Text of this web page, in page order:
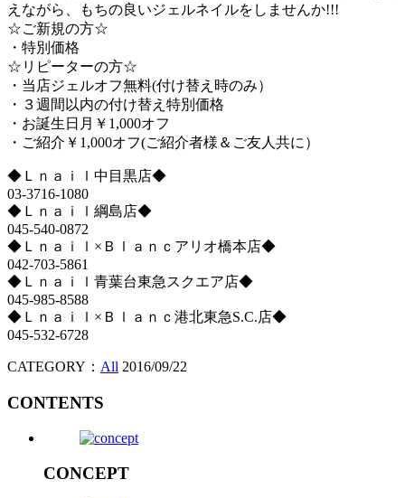
えながら、もちの良いジェルネイルをしませんか!!!
☆ご新規の方☆
・特別価格
☆リピーターの方☆
・当店ジェルオフ無料(付け替え時のみ）
・３週間以内の付け替え特別価格
・お誕生日月￥1,000オフ
・ご紹介￥1,000オフ(ご紹介者様＆ご友人共に）
◆Ｌｎａｉｌ中目黒店◆
03-3716-1080
◆Ｌｎａｉｌ綱島店◆
045-540-0872
◆Ｌｎａｉｌ×Ｂｌａｎｃアリオ橋本店◆
042-703-5861
◆Ｌｎａｉｌ青葉台東急スクエア店◆
045-985-8588
◆Ｌｎａｉｌ×Ｂｌａｎｃ港北東急S.C.店◆
045-532-6728
CATEGORY： All 2016/09/22
CONTENTS
CONCEPT